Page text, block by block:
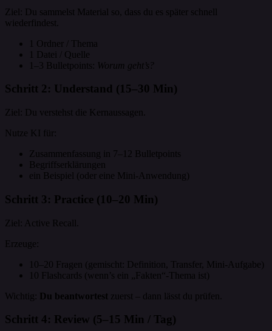
Ziel: Du sammelst Material so, dass du es später schnell
wiederfindest.
1 Ordner / Thema
1 Datei / Quelle
1–3 Bulletpoints: Worum geht’s?
Schritt 2: Understand (15–30 Min)
Ziel: Du verstehst die Kernaussagen.
Nutze KI für:
Zusammenfassung in 7–12 Bulletpoints
Begriffserklärungen
ein Beispiel (oder eine Mini-Anwendung)
Schritt 3: Practice (10–20 Min)
Ziel: Active Recall.
Erzeuge:
10–20 Fragen (gemischt: Definition, Transfer, Mini-Aufgabe)
10 Flashcards (wenn’s ein „Fakten“-Thema ist)
Wichtig: Du beantwortest zuerst – dann lässt du prüfen.
Schritt 4: Review (5–15 Min / Tag)